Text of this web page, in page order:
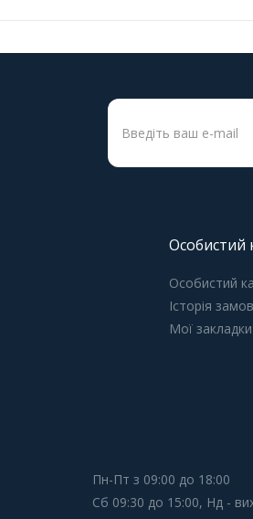
Особистий
Особистий
Історія
Мої закладки
Пн-Пт з 09:00 до 18:00
Сб 09:30 до 15:00, Нд -